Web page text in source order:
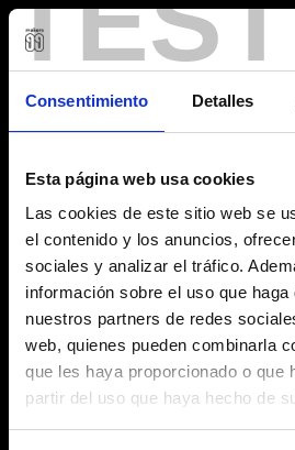
Consentimiento Detalles
Esta página web usa cookies
Las cookies de este sitio web se
el contenido y los anuncios,
sociales y analizar el tráfico.
información sobre el uso que
nuestros partners de redes
web, quienes pueden combinarla
que les haya proporcionado o que
partir del uso que haya hecho de